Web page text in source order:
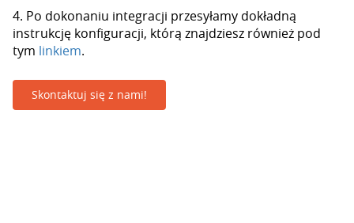
4. Po dokonaniu integracji przesyłamy dokładną
instrukcję konfiguracji, którą znajdziesz również pod
tym linkiem.
Skontaktuj się z nami!